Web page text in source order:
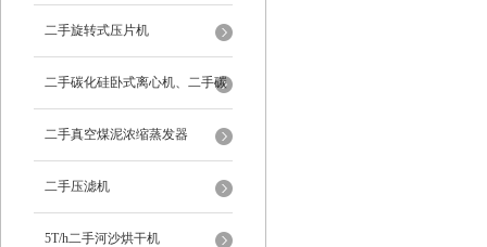
二手旋转式压片机
二手碳化硅卧式离心机、二手碳
化硅分级机、二手碳化硅水洗离
心机
二手真空煤泥浓缩蒸发器
二手压滤机
5T/h二手河沙烘干机